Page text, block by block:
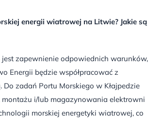
energii wiatrowej na Litwie? Jakie są
zapewnienie odpowiednich warunków,
Energii będzie współpracować z
zadań Portu Morskiego w Kłajpedzie
i/lub magazynowania elektrowni
morskiej energetyki wiatrowej, co